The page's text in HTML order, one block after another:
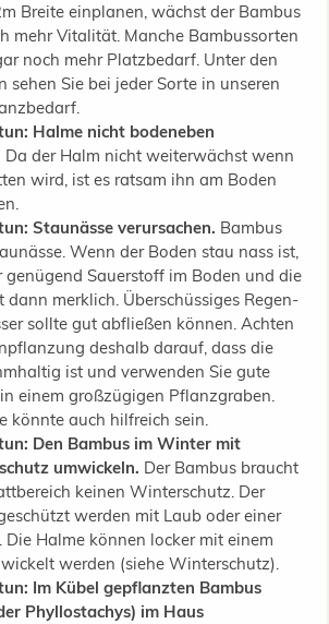
Breite einplanen, wächst der Bambus
mehr Vitalität. Manche Bambussorten
noch mehr Platzbedarf. Unter den
sehen Sie bei jeder Sorte in unseren
Halme nicht bodeneben
Da der Halm nicht weiterwächst wenn
wird, ist es ratsam ihn am Boden
Staunässe verursachen. Bambus
Wenn der Boden stau nass ist,
genügend Sauerstoff im Boden und die
dann merklich. Überschüssiges Regen-
sollte gut abfließen können. Achten
deshalb darauf, dass die
ist und verwenden Sie gute
einem großzügigen Pflanzgraben.
könnte auch hilfreich sein.
Den Bambus im Winter mit
umwickeln. Der Bambus braucht
keinen Winterschutz. Der
werden mit Laub oder einer
Die Halme können locker mit einem
werden (siehe Winterschutz).
Im Kübel gepflanzten Bambus
Phyllostachys) im Haus